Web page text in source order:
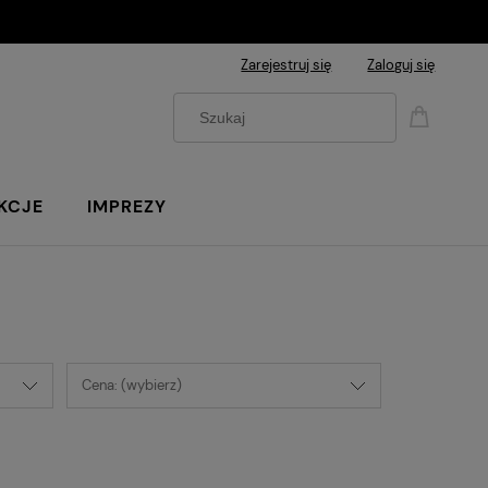
Zarejestruj się Zaloguj się
IMPREZY
Cena: (wybierz)